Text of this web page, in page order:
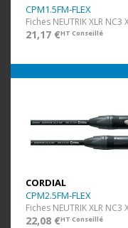
CPM1.5FM-FLEX
21,17 €HT Conseillé
CORDIAL
CPM2.5FM-FLEX
22,08 €HT Conseillé